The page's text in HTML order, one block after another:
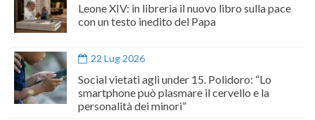
Leone XIV: in libreria il nuovo libro sulla pace
con un testo inedito del Papa
22 Lug 2026
Social vietati agli under 15. Polidoro: “Lo
smartphone può plasmare il cervello e la
personalità dei minori”